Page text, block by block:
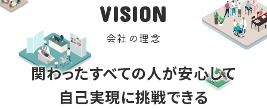
VISION
会社の理念
関わったすべての人が安心して
自己実現に挑戦できる